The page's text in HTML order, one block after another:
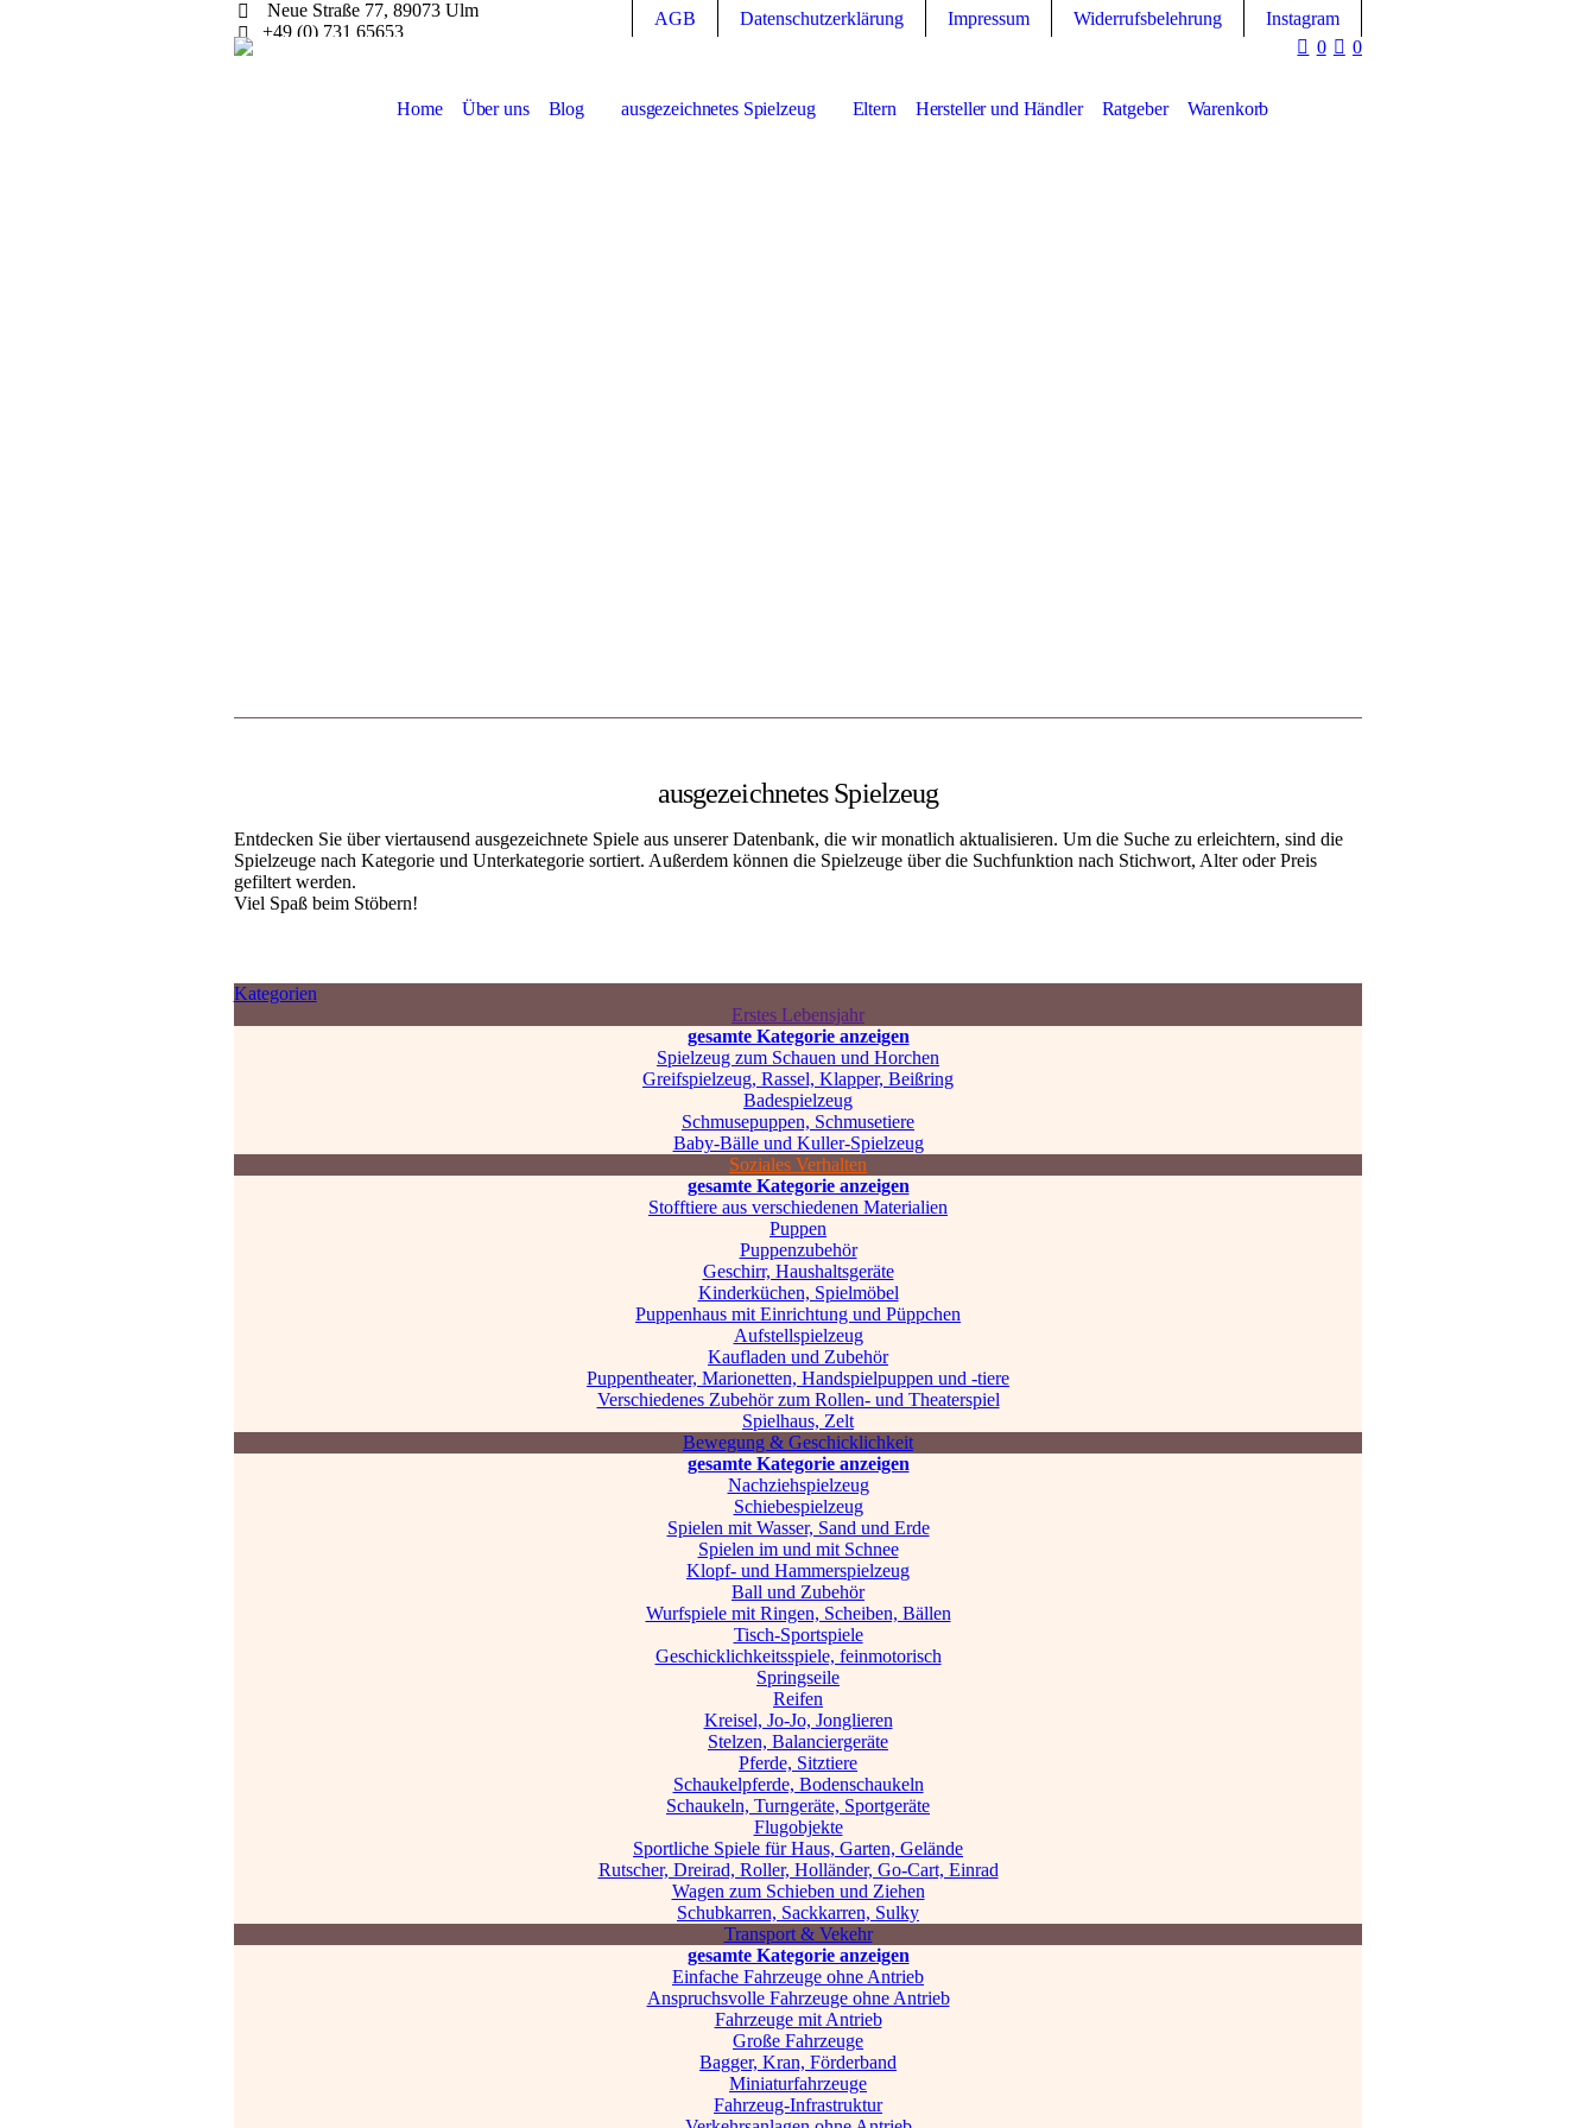
AGB Datenschutzerklärung Impressum Widerrufsbelehrung Instagram
Neue Straße 77, 89073 Ulm
+49 (0) 731 65653
0 0
Home Über uns Blog ausgezeichnetes Spielzeug Eltern Hersteller und Händler Ratgeber Warenkorb
ausgezeichnetes Spielzeug
Entdecken Sie über viertausend ausgezeichnete Spiele aus unserer Datenbank, die wir monatlich aktualisieren. Um die Suche zu erleichtern, sind die
Spielzeuge nach Kategorie und Unterkategorie sortiert. Außerdem können die Spielzeuge über die Suchfunktion nach Stichwort, Alter oder Preis
gefiltert werden.
Viel Spaß beim Stöbern!
Kategorien
Erstes Lebensjahr
gesamte Kategorie anzeigen
Spielzeug zum Schauen und Horchen
Greifspielzeug, Rassel, Klapper, Beißring
Badespielzeug
Schmusepuppen, Schmusetiere
Baby-Bälle und Kuller-Spielzeug
Soziales Verhalten
gesamte Kategorie anzeigen
Stofftiere aus verschiedenen Materialien
Puppen
Puppenzubehör
Geschirr, Haushaltsgeräte
Kinderküchen, Spielmöbel
Puppenhaus mit Einrichtung und Püppchen
Aufstellspielzeug
Kaufladen und Zubehör
Puppentheater, Marionetten, Handspielpuppen und -tiere
Verschiedenes Zubehör zum Rollen- und Theaterspiel
Spielhaus, Zelt
Bewegung & Geschicklichkeit
gesamte Kategorie anzeigen
Nachziehspielzeug
Schiebespielzeug
Spielen mit Wasser, Sand und Erde
Spielen im und mit Schnee
Klopf- und Hammerspielzeug
Ball und Zubehör
Wurfspiele mit Ringen, Scheiben, Bällen
Tisch-Sportspiele
Geschicklichkeitsspiele, feinmotorisch
Springseile
Reifen
Kreisel, Jo-Jo, Jonglieren
Stelzen, Balanciergeräte
Pferde, Sitztiere
Schaukelpferde, Bodenschaukeln
Schaukeln, Turngeräte, Sportgeräte
Flugobjekte
Sportliche Spiele für Haus, Garten, Gelände
Rutscher, Dreirad, Roller, Holländer, Go-Cart, Einrad
Wagen zum Schieben und Ziehen
Schubkarren, Sackkarren, Sulky
Transport & Vekehr
gesamte Kategorie anzeigen
Einfache Fahrzeuge ohne Antrieb
Anspruchsvolle Fahrzeuge ohne Antrieb
Fahrzeuge mit Antrieb
Große Fahrzeuge
Bagger, Kran, Förderband
Miniaturfahrzeuge
Fahrzeug-Infrastruktur